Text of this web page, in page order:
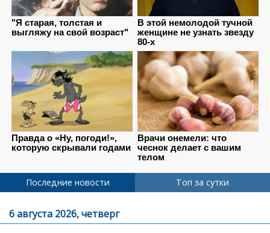
Последние новости Топ за сутки
6 августа 2026, четверг